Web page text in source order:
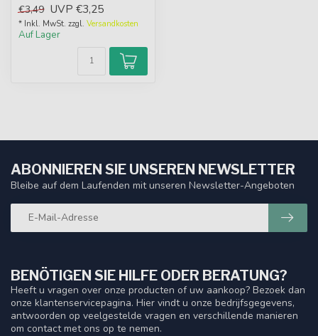
Karpfenrigs, e...
€3,49 UVP €3,25
* Inkl. MwSt. zzgl. Versandkosten
Auf Lager
BENÖTIGEN SIE HILFE ODER BERATUNG?
Heeft u vragen over onze producten of uw aankoop? Bezoek dan
onze klantenservicepagina. Hier vindt u onze bedrijfsgegevens,
antwoorden op veelgestelde vragen en verschillende manieren
om contact met ons op te nemen.
ABONNIEREN SIE UNSEREN NEWSLETTER
Bleibe auf dem Laufenden mit unseren Newsletter-Angeboten